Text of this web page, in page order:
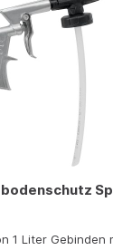
1 Liter Gebinden